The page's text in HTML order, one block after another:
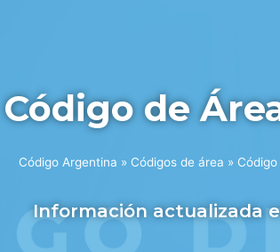
Código de
Código Argentina » Códigos de área »
Información actualizada